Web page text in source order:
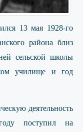
13 мая 1928-го
района близ
сельской школы
училище и год
деятельность
поступил на